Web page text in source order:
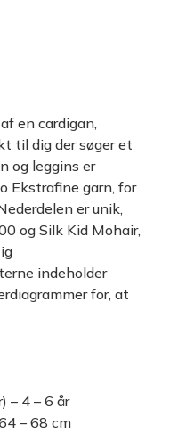
en cardigan,
til dig der søger et
og leggins er
Ekstrafine garn, for
er unik,
og Silk Kid Mohair,
indeholder
for, at
– 4 – 6 år
– 68 cm